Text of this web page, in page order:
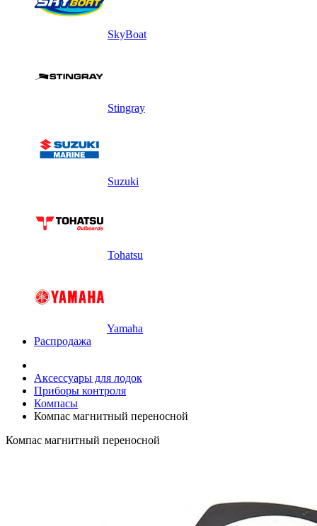
SkyBoat
Stingray
Suzuki
Tohatsu
Yamaha
Распродажа
Аксессуары для лодок
Приборы контроля
Компасы
Компас магнитный переносной
Компас магнитный переносной